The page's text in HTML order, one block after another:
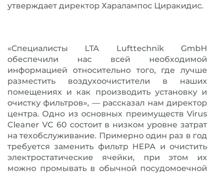
утверждает директор Харалампос Циракидис.
«Специалисты LTA Lufttechnik GmbH
обеспечили нас всей необходимой
информацией относительно того, где лучше
разместить воздухоочистители в наших
помещениях и как производить установку и
очистку фильтров», — рассказал нам директор
центра. Одно из основных преимуществ Virus
Cleaner VC 60 состоит в низком уровне затрат
на техобслуживание. Примерно один раз в год
требуется заменить фильтр HEPA и очистить
электростатические ячейки, при этом их
можно промывать в обычной посудомоечной